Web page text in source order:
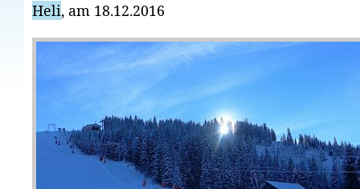
Heli, am 18.12.2016